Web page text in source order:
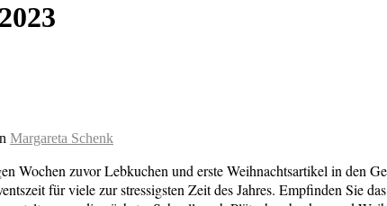
Margareta Schenk
Wochen zuvor Lebkuchen und erste Weihnachtsartikel in den
für viele zur stressigsten Zeit des Jahres. Empfinden Sie